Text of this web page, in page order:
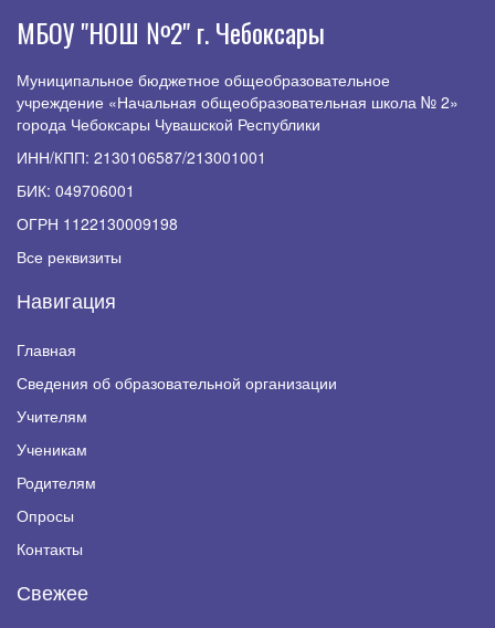
МБОУ "НОШ №2" г. Чебоксары
Муниципальное бюджетное общеобразовательное
учреждение «Начальная общеобразовательная школа № 2»
города Чебоксары Чувашской Республики
ИНН/КПП: 2130106587/213001001
БИК: 049706001
ОГРН 1122130009198
Все реквизиты
Навигация
Главная
Сведения об образовательной организации
Учителям
Ученикам
Родителям
Опросы
Контакты
Свежее